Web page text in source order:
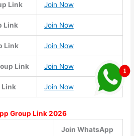
Link Join Now
Link Join Now
Link Join Now
Link Join Now
Link Join Now
Group Link 2026
Join WhatsApp